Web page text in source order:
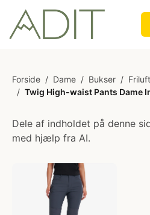
Forside / Dame / Bukser /
/ Twig High-waist Pants Dame
Dele af indholdet på denne
med hjælp fra AI.